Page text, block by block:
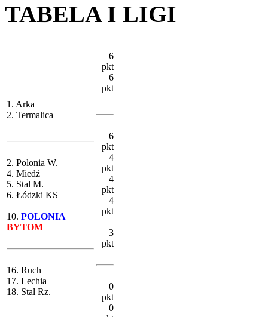
TABELA I LIGI
1. Arka
2. Termalica
2. Polonia W.
4. Miedź
5. Stal M.
6. Łódzki KS
10. POLONIA
BYTOM
16. Ruch
17. Lechia
18. Stal Rz.
6
pkt
6
pkt
6
pkt
4
pkt
4
pkt
4
pkt
3
pkt
0
pkt
0